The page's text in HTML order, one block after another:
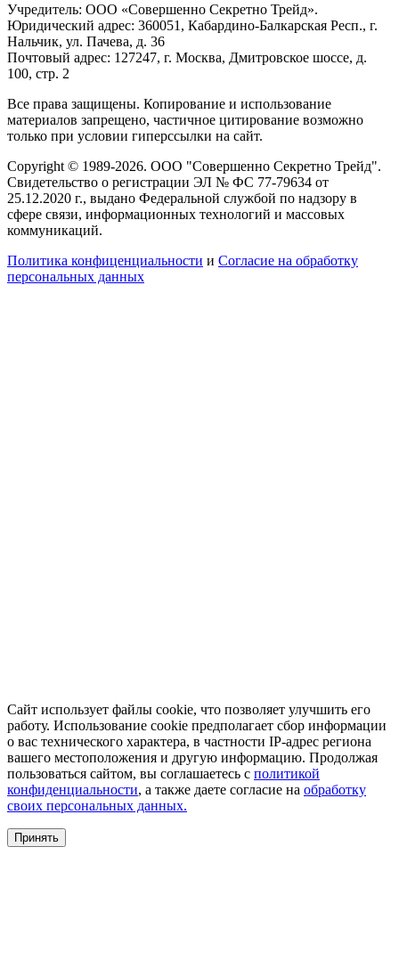
Учредитель: ООО «Совершенно Секретно Трейд».
Юридический адрес: 360051, Кабардино-Балкарская Респ., г.
Нальчик, ул. Пачева, д. 36
Почтовый адрес: 127247, г. Москва, Дмитровское шоссе, д.
100, стр. 2
Все права защищены. Копирование и использование
материалов запрещено, частичное цитирование возможно
только при условии гиперссылки на сайт.
Copyright © 1989-2026. ООО "Совершенно Секретно Трейд".
Свидетельство о регистрации ЭЛ № ФС 77-79634 от
25.12.2020 г., выдано Федеральной службой по надзору в
сфере связи, информационных технологий и массовых
коммуникаций.
Политика конфиценциальности и Согласие на обработку
персональных данных
Сайт использует файлы cookie, что позволяет улучшить его
работу. Использование cookie предполагает сбор информации
о вас технического характера, в частности IP-адрес региона
вашего местоположения и другую информацию. Продолжая
пользоваться сайтом, вы соглашаетесь с политикой
конфиденциальности, а также даете согласие на обработку
своих персональных данных.
Принять